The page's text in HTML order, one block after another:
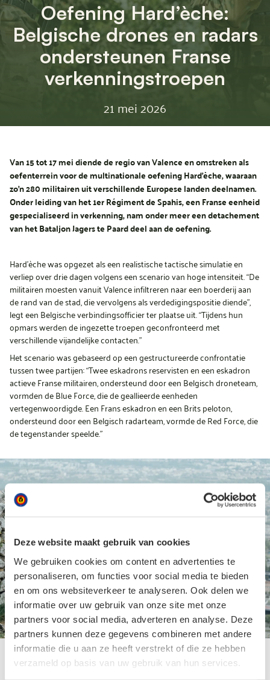
Deze website maakt gebruik van cookies
We gebruiken cookies om content en advertenties te
personaliseren, om functies voor social media te bieden
en om ons websiteverkeer te analyseren. Ook delen we
informatie over uw gebruik van onze site met onze
partners voor social media, adverteren en analyse. Deze
partners kunnen deze gegevens combineren met andere
informatie die u aan ze heeft verstrekt of die ze hebben
verzameld op basis van uw gebruik van hun services.
Oefening Hard’èche:
Belgische drones en radars
ondersteunen Franse
verkenningstroepen
21 mei 2026
Van 15 tot 17 mei diende de regio van Valence en omstreken als
oefenterrein voor de multinationale oefening Hard’èche, waaraan
zo’n 280 militairen uit verschillende Europese landen deelnamen.
Onder leiding van het 1er Régiment de Spahis, een Franse eenheid
gespecialiseerd in verkenning, nam onder meer een detachement
van het Bataljon Jagers te Paard deel aan de oefening.
Hard’èche was opgezet als een realistische tactische simulatie en
verliep over drie dagen volgens een scenario van hoge intensiteit. “De
militairen moesten vanuit Valence infiltreren naar een boerderij aan
de rand van de stad, die vervolgens als verdedigingspositie diende”,
legt een Belgische verbindingsofficier ter plaatse uit. “Tijdens hun
opmars werden de ingezette troepen geconfronteerd met
verschillende vijandelijke contacten.”
Het scenario was gebaseerd op een gestructureerde confrontatie
tussen twee partijen: “Twee eskadrons reservisten en een eskadron
actieve Franse militairen, ondersteund door een Belgisch droneteam,
vormden de Blue Force, die de geallieerde eenheden
vertegenwoordigde. Een Frans eskadron en een Brits peloton,
ondersteund door een Belgisch radarteam, vormde de Red Force, die
de tegenstander speelde.”
Drone en radar ter ondersteuning van de geallieerde